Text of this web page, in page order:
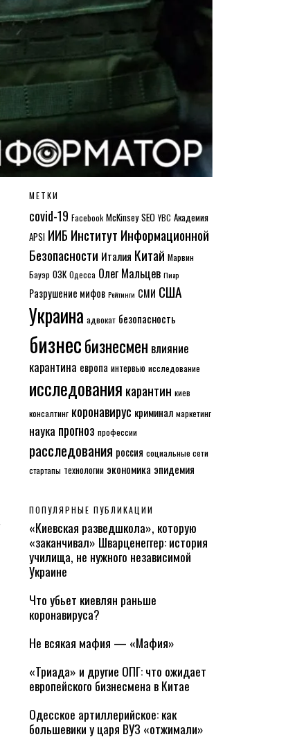
МЕТКИ
covid-19 Facebook McKinsey SEO YBC Академия
APSI ИИБ Институт Информационной
Безопасности Италия Китай Марвин
Бауэр ОЗК Одесса Олег Мальцев Пиар
Разрушение мифов Рейтинги СМИ США
Украина адвокат безопасность
бизнесбизнесмен влияние
карантина европа интервью исследование
исследования карантин киев
консалтинг коронавирус криминал маркетинг
наука прогноз профессии
расследования россия социальные сети
стартапы технологии экономика эпидемия
ПОПУЛЯРНЫЕ ПУБЛИКАЦИИ
«Киевская разведшкола», которую
«заканчивал» Шварценеггер: история
училища, не нужного независимой
Украине
Что убьет киевлян раньше
коронавируса?
Не всякая мафия — «Мафия»
«Триада» и другие ОПГ: что ожидает
европейского бизнесмена в Китае
Одесское артиллерийское: как
большевики у царя ВУЗ «отжимали»